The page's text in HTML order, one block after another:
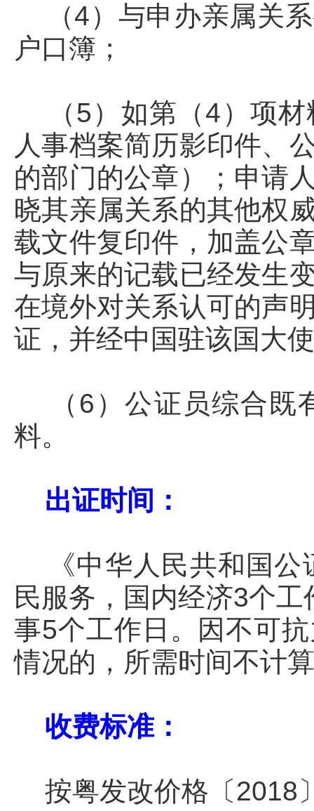
（4）与申办亲属关系
户口簿；
（5）如第（4）项材
人事档案简历影印件、
的部门的公章）；申请
晓其亲属关系的其他权
载文件复印件，加盖公
与原来的记载已经发生
在境外对关系认可的声
证，并经中国驻该国大
（6）公证员综合既
料。
出证时间：
《中华人民共和国公
民服务，国内经济3个
事5个工作日。因不可
情况的，所需时间不计
收费标准：
按粤发改价格〔2018